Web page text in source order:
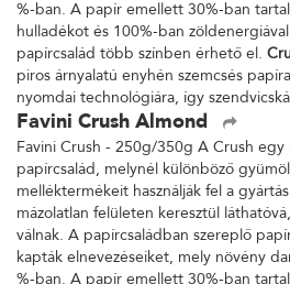
%-ban. A papír emellett 30%-ban
hulladékot és 100%-ban
papírcsalád több színben érhető el.
piros árnyalatú enyhén szemcsés
nyomdai technológiára, így
Favini Crush Almond
Favini Crush - 250g/350g A Crush
papírcsalád, melynél különböző
melléktermékeit használják fel a
mázolatlan felületen keresztül
válnak. A papírcsaládban szereplő
kapták elnevezéseiket, mely növény
%-ban. A papír emellett 30%-ban